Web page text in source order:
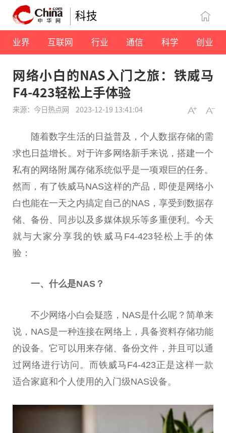
科技
业界 互联网 行业 通信 科学 创业
网络小白的NAS入门之旅：铁威马
F4-423轻松上手体验
来源：今日热点网 2023-12-19 13:41:04
随着数字生活的日益普及，个人数据存储的需
求也日益增长。对于许多网络新手来说，搭建一个
私有的网络附属存储系统似乎是一项艰巨的任务。
然而，有了铁威马NAS这样的产品，即使是网络小
白也能在一天之内搞定自己的NAS，享受到数据存
储、备份、同步以及多媒体娱乐等多重便利。今天
就与大家分享我的铁威马F4-423轻松上手的体
验：
一、什么是NAS？
不少网络小白会疑惑，NAS是什么呢？简单来
说，NAS是一种连接在网络上，具备资料存储功能
的设备。它可以用来存储、备份文件，并且可以通
过网络进行访问。而铁威马F4-423正是这样一款
适合家庭和个人使用的入门级NAS设备。